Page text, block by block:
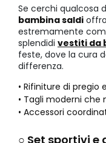
Se cerchi qualcosa
bambina saldi
estremamente
splendidi vestiti da
feste, dove la cura
differenza.
• Rifiniture di pregio
• Tagli moderni
• Accessori
○ Set sportivi e